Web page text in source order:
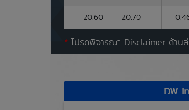
20.60 20.70
* โปรดพิจารณา Disclaimer ด้าน
DW